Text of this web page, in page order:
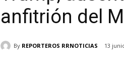
anfitrión del
By REPORTEROS RRNOTICIAS 13